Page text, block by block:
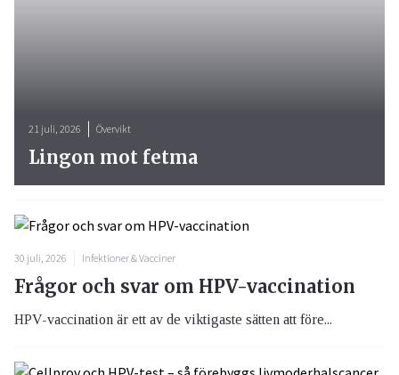
30 juli, 2026 Infektioner & Vacciner
Frågor och svar om HPV-vaccination
HPV-vaccination är ett av de viktigaste sätten att före...
21 juli, 2026 Övervikt
Lingon mot fetma